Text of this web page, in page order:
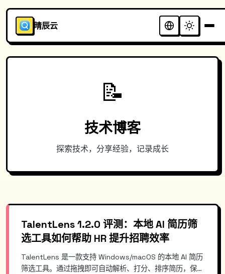
晴辰云
📝
技术博客
探索技术，分享经验，记录成长
TalentLens 1.2.0 评测：本地 AI 简历筛
选工具如何帮助 HR 提升招聘效率
TalentLens 是一款支持 Windows/macOS 的本地 AI 简历
筛选工具。通过拖拽即可自动解析、打分、排序简历，保护